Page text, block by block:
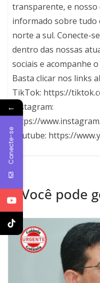
transparente, e
informado sobre tudo
norte a sul. Conecte-
dentro das nossas
sociais e acompanhe
Basta clicar nos links
TikTok: https://
Instagram:
https://
Youtube: https://
Você pode
←
Conecte-se